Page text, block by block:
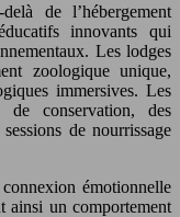
de l’hébergement
innovants qui
Les lodges
zoologique unique,
immersives. Les
conservation, des
de nourrissage
émotionnelle
ainsi un comportement